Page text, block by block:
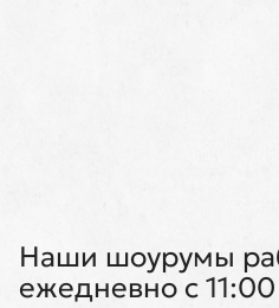
Наши шоурумы
ежедневно с